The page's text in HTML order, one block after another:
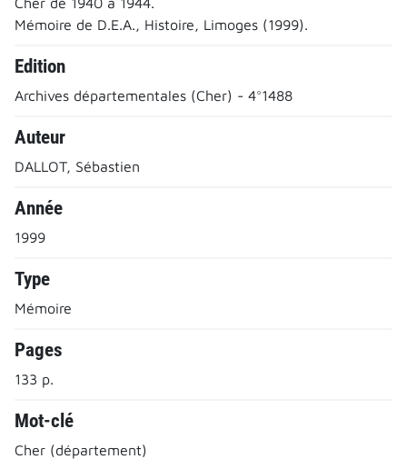
Mémoire de D.E.A., Histoire, Limoges (1999).
Edition
Archives départementales (Cher) - 4°1488
Auteur
DALLOT, Sébastien
Année
1999
Type
Mémoire
Pages
133 p.
Mot-clé
Cher (département)